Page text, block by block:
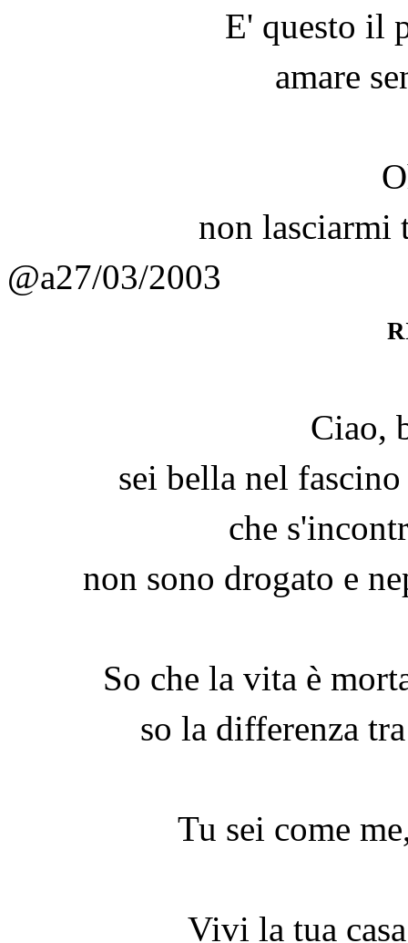
E' questo il
amare
non lasciarmi
@a27/03/2003
Ciao,
sei bella nel
che
non sono drogato e
So che la vita è
so la differenza
Tu sei come
Vivi la tua